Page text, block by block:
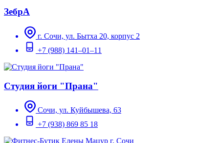
ЗебрА
г. Сочи, ул. ​Бытха 20, корпус 2
+7 (988) 141‒01‒11
Студия йоги "Прана"
Сочи, ул. Куйбышева, 63
+7 (938) 869 85 18